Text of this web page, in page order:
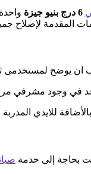
6 درج بنيو جيزة
المقدمة لإصلاح
يوضح لمستخدمى
في وجود مشرفي
بالأضافة للايدي
بحاجة إلى خدمة